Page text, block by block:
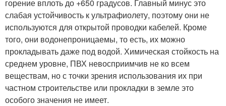
горение вплоть до +650 градусов. Главный минус это
слабая устойчивость к ультрафиолету, поэтому они не
используются для открытой проводки кабелей. Кроме
того, они водонепроницаемы, то есть, их можно
прокладывать даже под водой. Химическая стойкость на
среднем уровне, ПВХ невосприимчив не ко всем
веществам, но с точки зрения использования их при
частном строительстве или прокладки в земле это
особого значения не имеет.